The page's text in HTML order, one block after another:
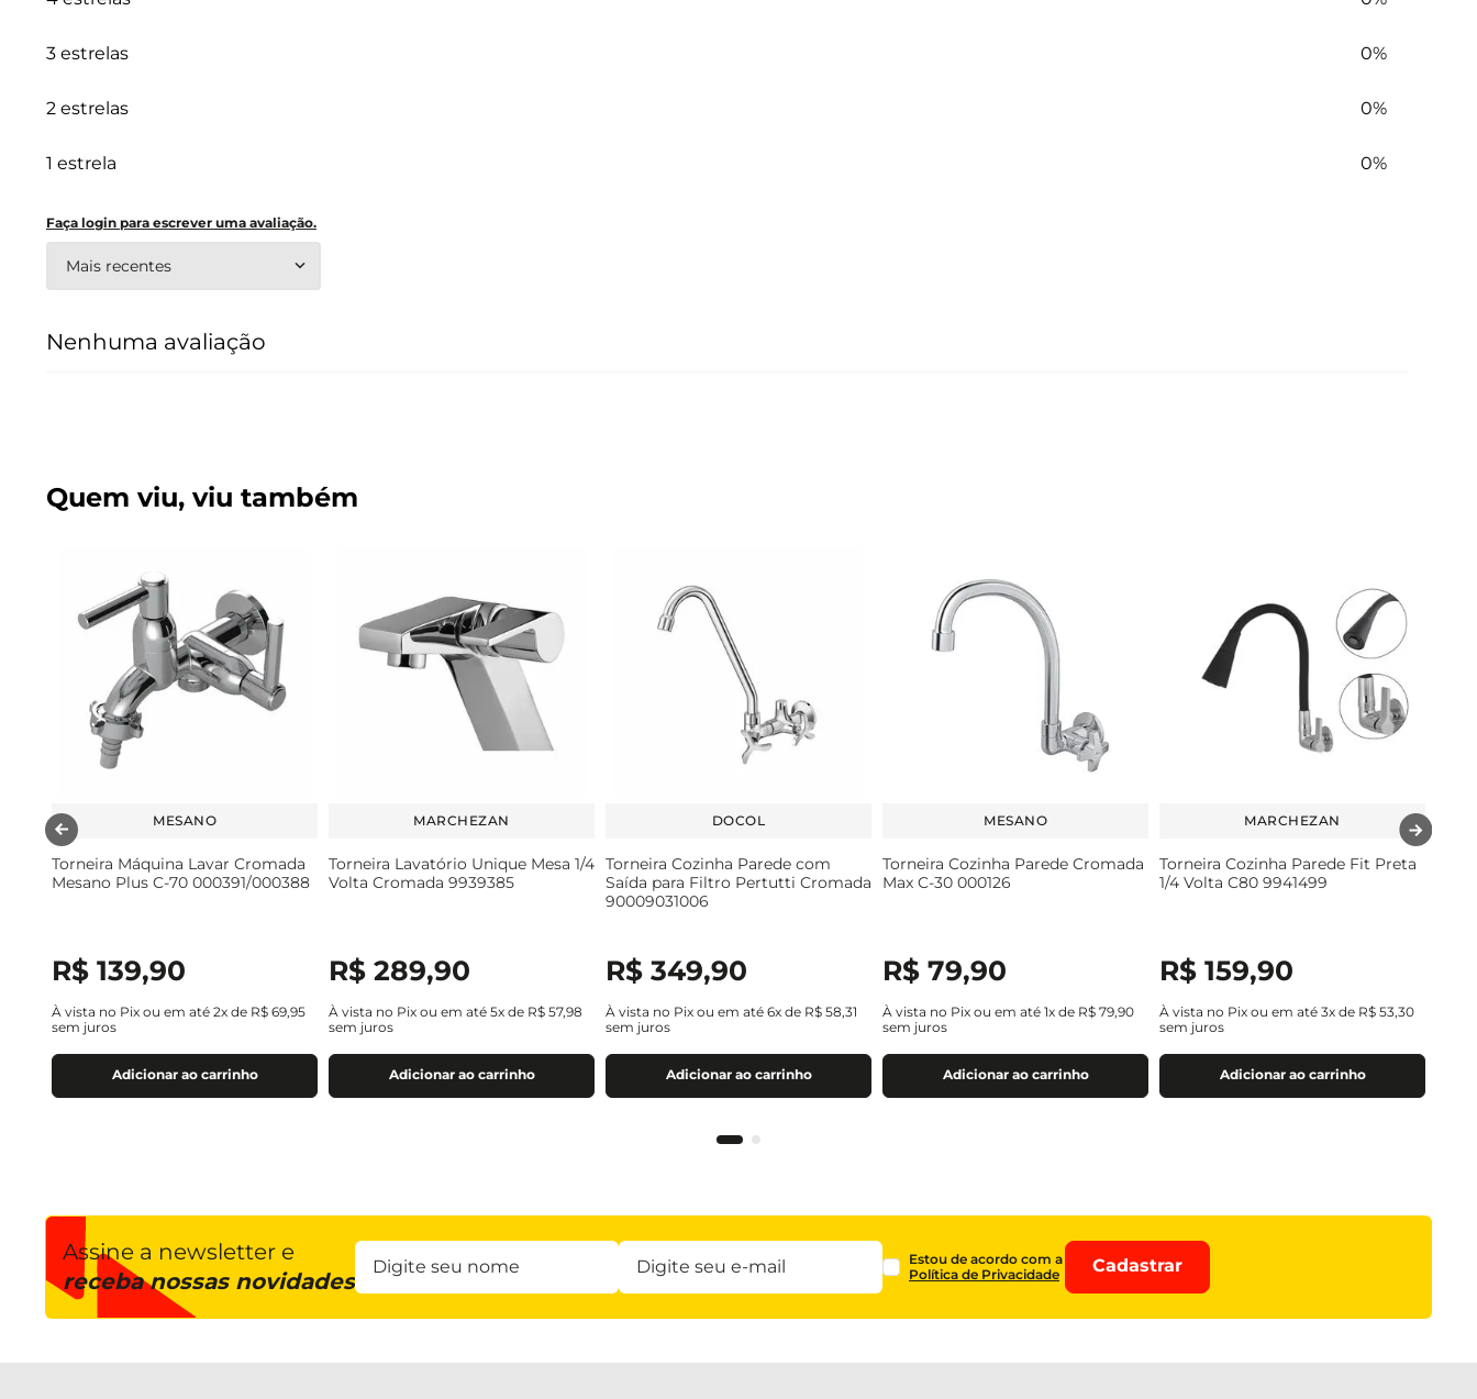
3 estrelas 0%
2 estrelas 0%
1 estrela 0%
Faça login para escrever uma avaliação.
Mais recentes
Nenhuma avaliação
Quem viu, viu também
MESANO
Torneira Máquina Lavar Cromada
Mesano Plus C-70 000391/000388
R$ 139,90
À vista no Pix ou em até 2x de R$ 69,95
sem juros
Adicionar ao carrinho
MARCHEZAN
Torneira Lavatório Unique Mesa 1/4
Volta Cromada 9939385
R$ 289,90
À vista no Pix ou em até 5x de R$ 57,98
sem juros
Adicionar ao carrinho
DOCOL
Torneira Cozinha Parede com
Saída para Filtro Pertutti Cromada
90009031006
R$ 349,90
À vista no Pix ou em até 6x de R$ 58,31
sem juros
Adicionar ao carrinho
MESANO
Torneira Cozinha Parede Cromada
Max C-30 000126
R$ 79,90
À vista no Pix ou em até 1x de R$ 79,90
sem juros
Adicionar ao carrinho
MARCHEZAN
Torneira Cozinha Parede Fit Preta
1/4 Volta C80 9941499
R$ 159,90
À vista no Pix ou em até 3x de R$ 53,30
sem juros
Adicionar ao carrinho
Assine a newsletter e
receba nossas novidades
Estou de acordo com a
Política de Privacidade
Cadastrar